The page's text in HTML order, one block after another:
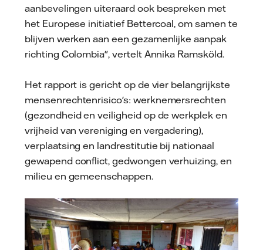
aanbevelingen uiteraard ook bespreken met
het Europese initiatief Bettercoal, om samen te
blijven werken aan een gezamenlijke aanpak
richting Colombia", vertelt Annika Ramsköld.
Het rapport is gericht op de vier belangrijkste
mensenrechtenrisico's: werknemersrechten
(gezondheid en veiligheid op de werkplek en
vrijheid van vereniging en vergadering),
verplaatsing en landrestitutie bij nationaal
gewapend conflict, gedwongen verhuizing, en
milieu en gemeenschappen.